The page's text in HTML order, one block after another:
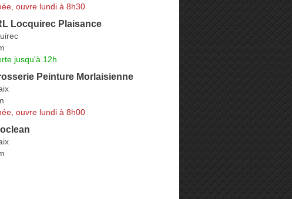
ouvre lundi à 8h30
Locquirec Plaisance
jusqu'à 12h
Peinture Morlaisienne
ouvre lundi à 8h00